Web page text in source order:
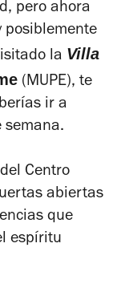
pero ahora
posiblemente
la Villa
(MUPE), te
ir a
semana.
Centro
abiertas
que
espíritu